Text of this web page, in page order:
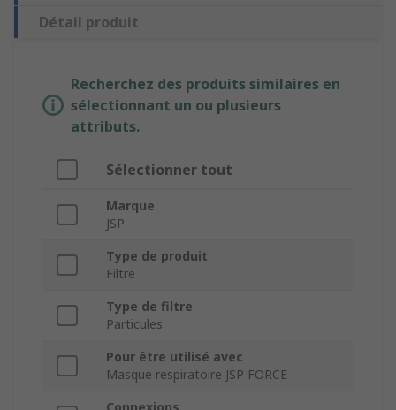
Détail produit
Recherchez des produits similaires en
sélectionnant un ou plusieurs
attributs.
Sélectionner tout
Marque
JSP
Type de produit
Filtre
Type de filtre
Particules
Pour être utilisé avec
Masque respiratoire JSP FORCE